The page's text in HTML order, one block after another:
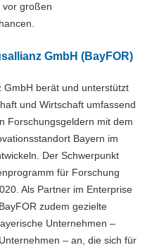
vor großen
GmbH (BayFOR)
GmbH berät und unterstützt
und Wirtschaft umfassend
Forschungsgeldern mit dem
Bayern im
Der Schwerpunkt
für Forschung
Als Partner im Enterprise
zudem gezielte
Unternehmen –
– an, die sich für